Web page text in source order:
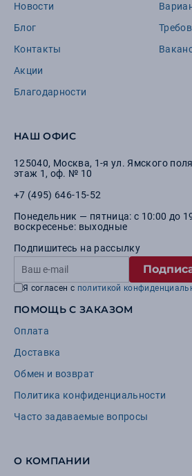
Новости
Блог
Контакты
Акции
Благодарности
НАШ ОФИС
125040, Москва, 1-я ул. Ямского
этаж 1, оф. № 10
+7 (495) 646-15-52
Понедельник — пятница: с 10:00 до
воскресенье: выходные
Подпишитесь на рассылку
Я согласен с политикой
ПОМОЩЬ С ЗАКАЗОМ
Оплата
Доставка
Обмен и возврат
Политика конфиденциальности
Часто задаваемые вопросы
О КОМПАНИИ